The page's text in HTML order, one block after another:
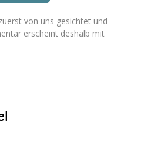
von uns gesichtet und
erscheint deshalb mit